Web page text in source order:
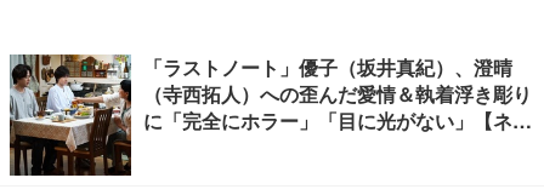
「ラストノート」優子（坂井真紀）、澄晴
（寺西拓人）への歪んだ愛情＆執着浮き彫り
に「完全にホラー」「目に光がない」【ネタ